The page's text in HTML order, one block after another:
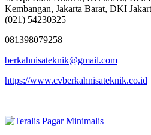
Kembangan, Jakarta Barat, DKI
(021) 54230325
081398079258
berkahnisateknik@gmail.com
https://www.cvberkahnisateknik.co.id